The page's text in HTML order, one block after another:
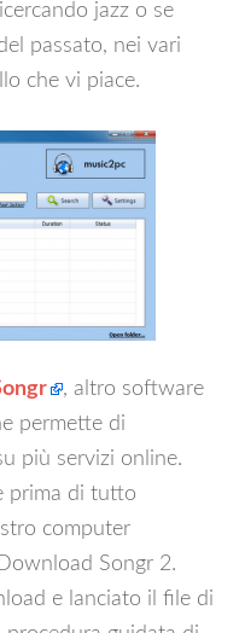
jazz o se
passato, nei vari
che vi piace.
, altro software
permette di
più servizi online.
prima di tutto
computer
Songr 2.
e lanciato il file di